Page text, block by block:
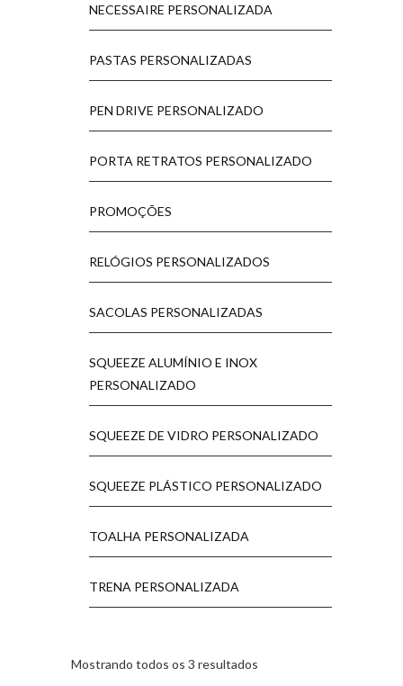
NECESSAIRE PERSONALIZADA
PASTAS PERSONALIZADAS
PEN DRIVE PERSONALIZADO
PORTA RETRATOS PERSONALIZADO
PROMOÇÕES
RELÓGIOS PERSONALIZADOS
SACOLAS PERSONALIZADAS
SQUEEZE ALUMÍNIO E INOX
PERSONALIZADO
SQUEEZE DE VIDRO PERSONALIZADO
SQUEEZE PLÁSTICO PERSONALIZADO
TOALHA PERSONALIZADA
TRENA PERSONALIZADA
Mostrando todos os 3 resultados